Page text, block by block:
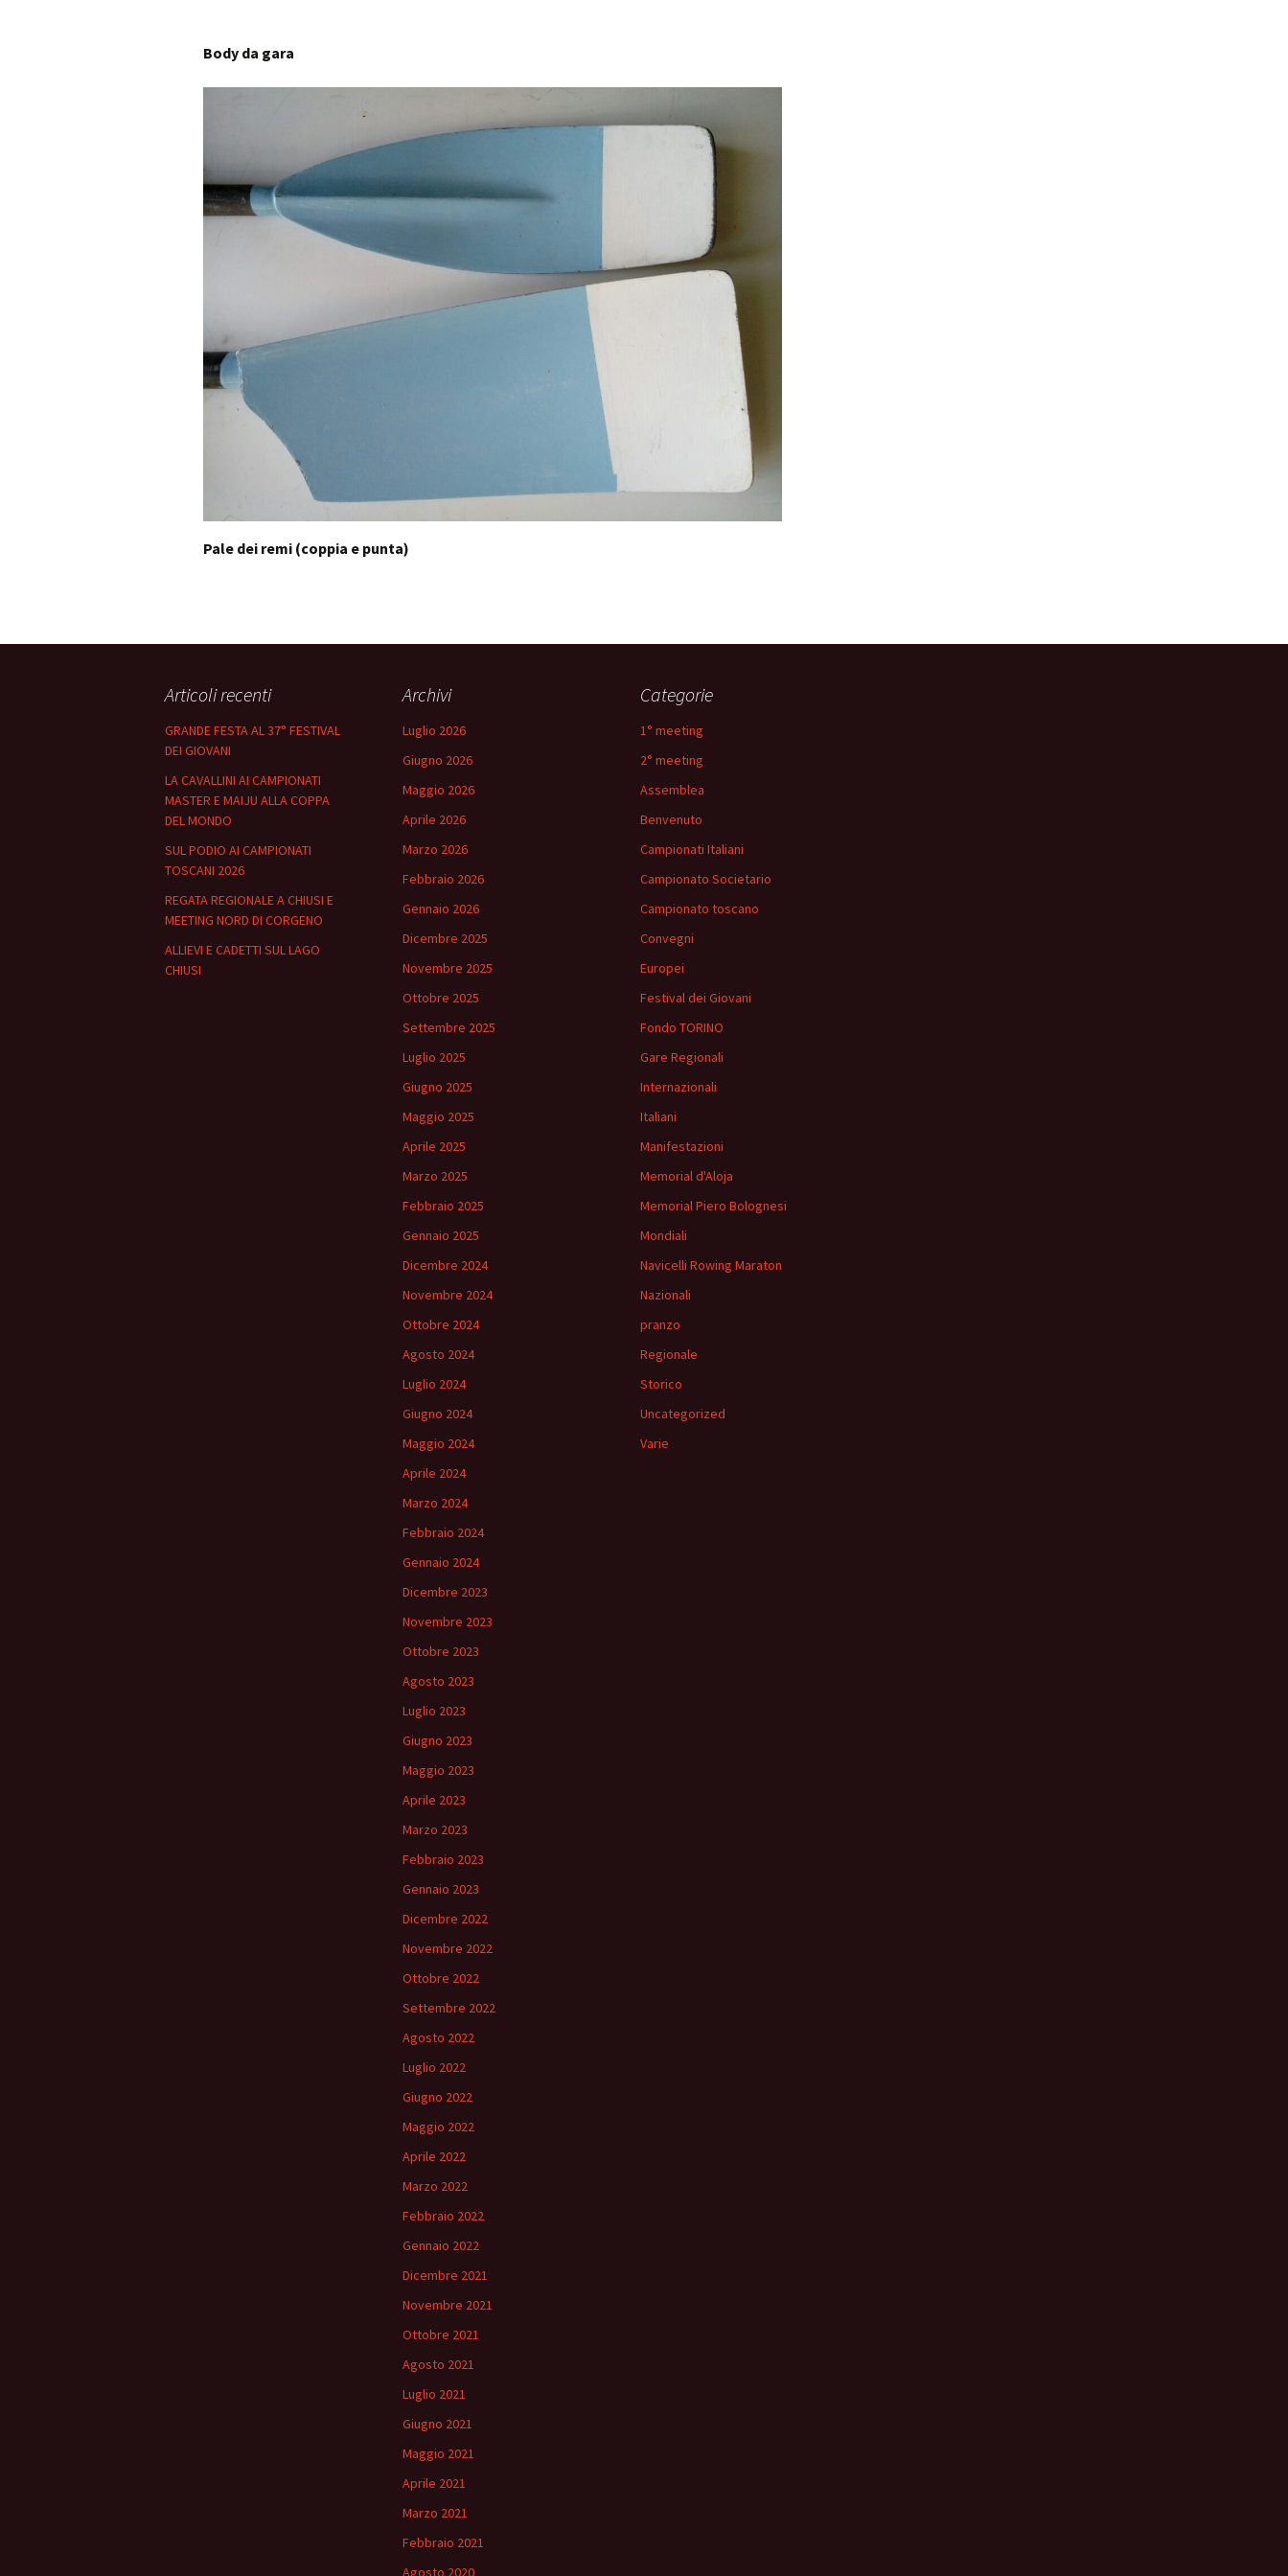
Body da gara
Pale dei remi (coppia e punta)
Articoli recenti
GRANDE FESTA AL 37° FESTIVAL
DEI GIOVANI
LA CAVALLINI AI CAMPIONATI
MASTER E MAIJU ALLA COPPA
DEL MONDO
SUL PODIO AI CAMPIONATI
TOSCANI 2026
REGATA REGIONALE A CHIUSI E
MEETING NORD DI CORGENO
ALLIEVI E CADETTI SUL LAGO
CHIUSI
Archivi
Luglio 2026
Giugno 2026
Maggio 2026
Aprile 2026
Marzo 2026
Febbraio 2026
Gennaio 2026
Dicembre 2025
Novembre 2025
Ottobre 2025
Settembre 2025
Luglio 2025
Giugno 2025
Maggio 2025
Aprile 2025
Marzo 2025
Febbraio 2025
Gennaio 2025
Dicembre 2024
Novembre 2024
Ottobre 2024
Agosto 2024
Luglio 2024
Giugno 2024
Maggio 2024
Aprile 2024
Marzo 2024
Febbraio 2024
Gennaio 2024
Dicembre 2023
Novembre 2023
Ottobre 2023
Agosto 2023
Luglio 2023
Giugno 2023
Maggio 2023
Aprile 2023
Marzo 2023
Febbraio 2023
Gennaio 2023
Dicembre 2022
Novembre 2022
Ottobre 2022
Settembre 2022
Agosto 2022
Luglio 2022
Giugno 2022
Maggio 2022
Aprile 2022
Marzo 2022
Febbraio 2022
Gennaio 2022
Dicembre 2021
Novembre 2021
Ottobre 2021
Agosto 2021
Luglio 2021
Giugno 2021
Maggio 2021
Aprile 2021
Marzo 2021
Febbraio 2021
Agosto 2020
Categorie
1° meeting
2° meeting
Assemblea
Benvenuto
Campionati Italiani
Campionato Societario
Campionato toscano
Convegni
Europei
Festival dei Giovani
Fondo TORINO
Gare Regionali
Internazionali
Italiani
Manifestazioni
Memorial d'Aloja
Memorial Piero Bolognesi
Mondiali
Navicelli Rowing Maraton
Nazionali
pranzo
Regionale
Storico
Uncategorized
Varie